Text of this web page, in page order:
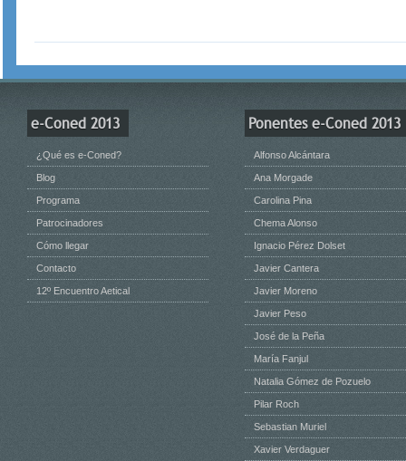
e-Coned 2013
¿Qué es e-Coned?
Blog
Programa
Patrocinadores
Cómo llegar
Contacto
12º Encuentro Aetical
Ponentes e-Coned 2013
Alfonso Alcántara
Ana Morgade
Carolina Pina
Chema Alonso
Ignacio Pérez Dolset
Javier Cantera
Javier Moreno
Javier Peso
José de la Peña
María Fanjul
Natalia Gómez de Pozuelo
Pilar Roch
Sebastian Muriel
Xavier Verdaguer